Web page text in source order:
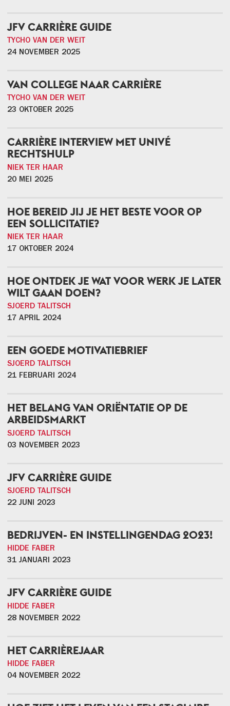
JFV CARRIÈRE GUIDE
TYCHO VAN DER WEIT
24 NOVEMBER 2025
VAN COLLEGE NAAR CARRIÈRE
TYCHO VAN DER WEIT
23 OKTOBER 2025
CARRIÈRE INTERVIEW MET UNIVÉ
RECHTSHULP
NIEK TER HAAR
20 MEI 2025
HOE BEREID JIJ JE HET BESTE VOOR OP
EEN SOLLICITATIE?
NIEK TER HAAR
17 OKTOBER 2024
HOE ONTDEK JE WAT VOOR WERK JE LATER
WILT GAAN DOEN?
SJOERD TALITSCH
17 APRIL 2024
EEN GOEDE MOTIVATIEBRIEF
SJOERD TALITSCH
21 FEBRUARI 2024
HET BELANG VAN ORIËNTATIE OP DE
ARBEIDSMARKT
SJOERD TALITSCH
03 NOVEMBER 2023
JFV CARRIÈRE GUIDE
SJOERD TALITSCH
22 JUNI 2023
BEDRIJVEN- EN INSTELLINGENDAG 2023!
HIDDE FABER
31 JANUARI 2023
JFV CARRIÈRE GUIDE
HIDDE FABER
28 NOVEMBER 2022
HET CARRIÈREJAAR
HIDDE FABER
04 NOVEMBER 2022